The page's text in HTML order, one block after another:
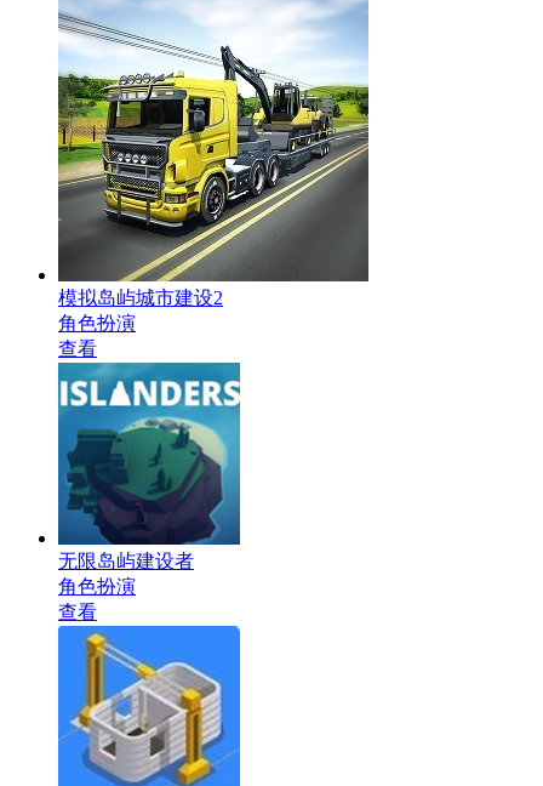
模拟岛屿城市建设2
角色扮演
查看
无限岛屿建设者
角色扮演
查看